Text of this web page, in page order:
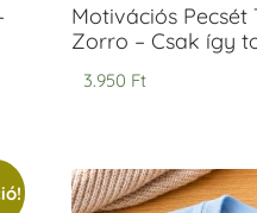
Motivációs Pecsét
Zorro – Csak így
3.950 Ft